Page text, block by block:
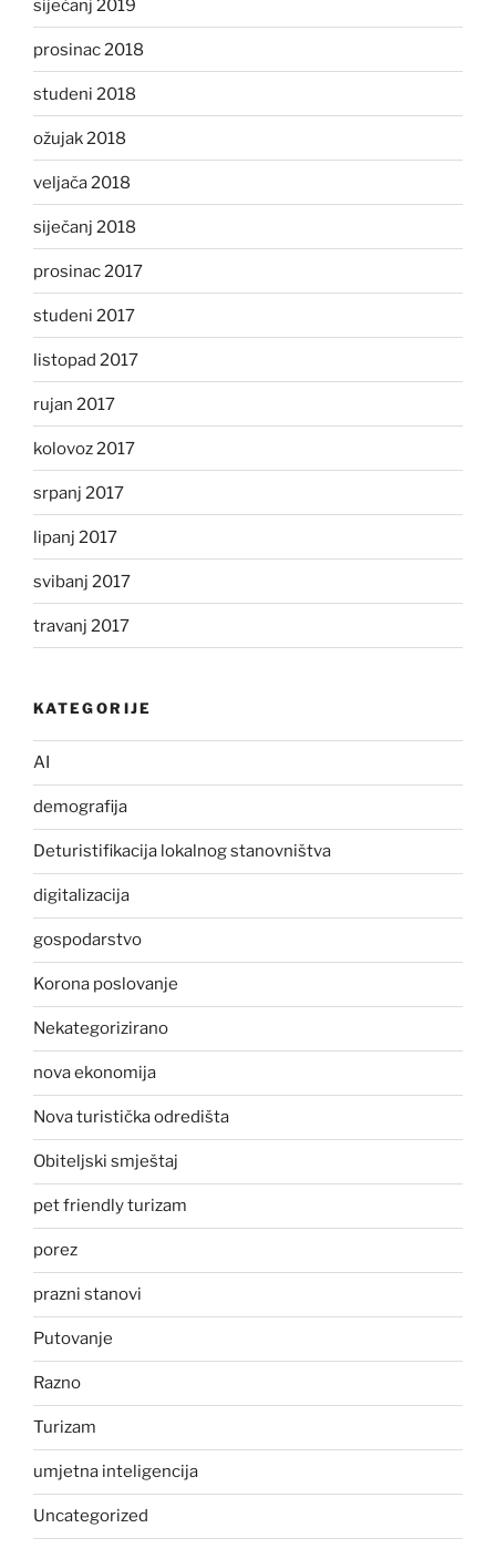
siječanj 2019
prosinac 2018
studeni 2018
ožujak 2018
veljača 2018
siječanj 2018
prosinac 2017
studeni 2017
listopad 2017
rujan 2017
kolovoz 2017
srpanj 2017
lipanj 2017
svibanj 2017
travanj 2017
KATEGORIJE
AI
demografija
Deturistifikacija lokalnog stanovništva
digitalizacija
gospodarstvo
Korona poslovanje
Nekategorizirano
nova ekonomija
Nova turistička odredišta
Obiteljski smještaj
pet friendly turizam
porez
prazni stanovi
Putovanje
Razno
Turizam
umjetna inteligencija
Uncategorized